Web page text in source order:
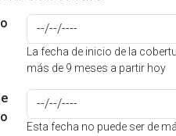
La fecha de inicio de la
más de 9 meses a partir hoy
Esta fecha no puede ser de